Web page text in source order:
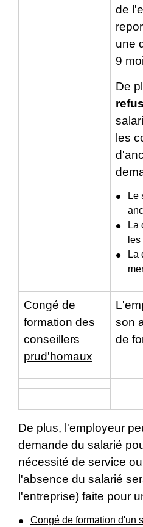
de
une
9
De
les
Le
La
La
Congé de
formation des
conseillers
prud'homaux
son
de
De plus, l'employeur
demande du salarié
nécessité de service
l'absence du salarié
l'entreprise) faite pour
Congé de formation d'un